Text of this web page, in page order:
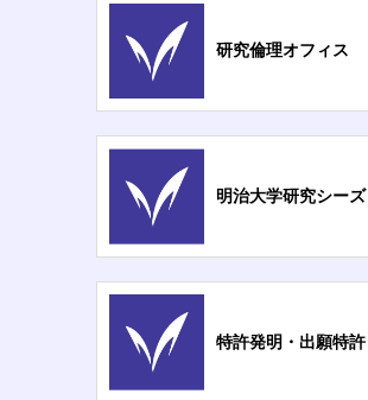
研究倫理オフィス
明治大学研究シーズ
特許発明・出願特許